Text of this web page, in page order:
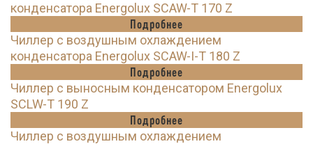
конденсатора Energolux SCAW-T 170 Z
Подробнее
Чиллер с воздушным охлаждением
конденсатора Energolux SCAW-I-T 180 Z
Подробнее
Чиллер с выносным конденсатором Energolux
SCLW-T 190 Z
Подробнее
Чиллер с воздушным охлаждением